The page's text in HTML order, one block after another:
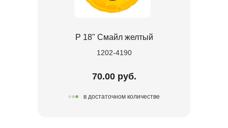
Р 18" Смайл желтый
1202-4190
70.00 руб.
в достаточном количестве